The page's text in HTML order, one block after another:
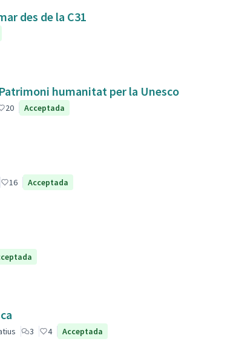
des de la C31
humanitat per la Unesco
20 Acceptada
16 Acceptada
3 4 Acceptada